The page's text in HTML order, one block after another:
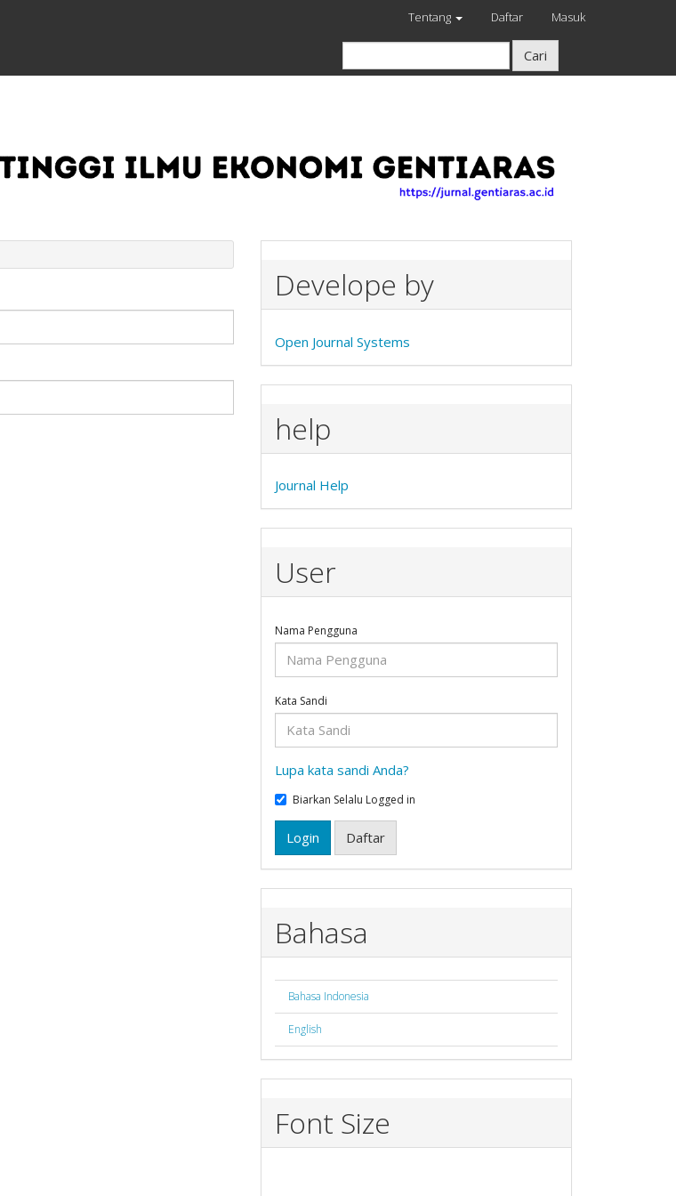
Tentang Daftar Masuk
Cari
Develope by
Open Journal Systems
help
Journal Help
User
Nama Pengguna
Kata Sandi
Lupa kata sandi Anda?
Biarkan Selalu Logged in
Login Daftar
Bahasa
Bahasa Indonesia
English
Font Size